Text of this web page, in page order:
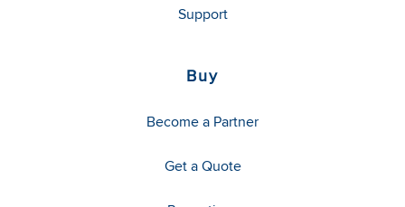
Support
Buy
Become a Partner
Get a Quote